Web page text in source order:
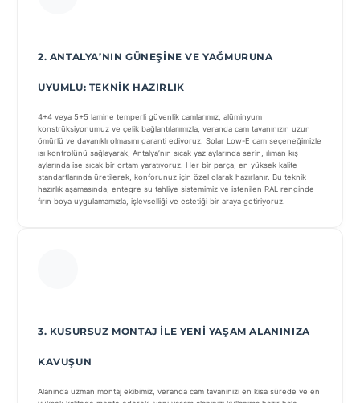
2. ANTALYA’NIN GÜNEŞINE VE YAĞMURUNA
UYUMLU: TEKNIK HAZIRLIK
4+4 veya 5+5 lamine temperli güvenlik camlarımız, alüminyum
konstrüksiyonumuz ve çelik bağlantılarımızla, veranda cam tavanınızın uzun
ömürlü ve dayanıklı olmasını garanti ediyoruz. Solar Low-E cam seçeneğimizle
ısı kontrolünü sağlayarak, Antalya’nın sıcak yaz aylarında serin, ılıman kış
aylarında ise sıcak bir ortam yaratıyoruz. Her bir parça, en yüksek kalite
standartlarında üretilerek, konforunuz için özel olarak hazırlanır. Bu teknik
hazırlık aşamasında, entegre su tahliye sistemimiz ve istenilen RAL renginde
fırın boya uygulamamızla, işlevselliği ve estetiği bir araya getiriyoruz.
3. KUSURSUZ MONTAJ ILE YENI YAŞAM ALANINIZA
KAVUŞUN
Alanında uzman montaj ekibimiz, veranda cam tavanınızı en kısa sürede ve en